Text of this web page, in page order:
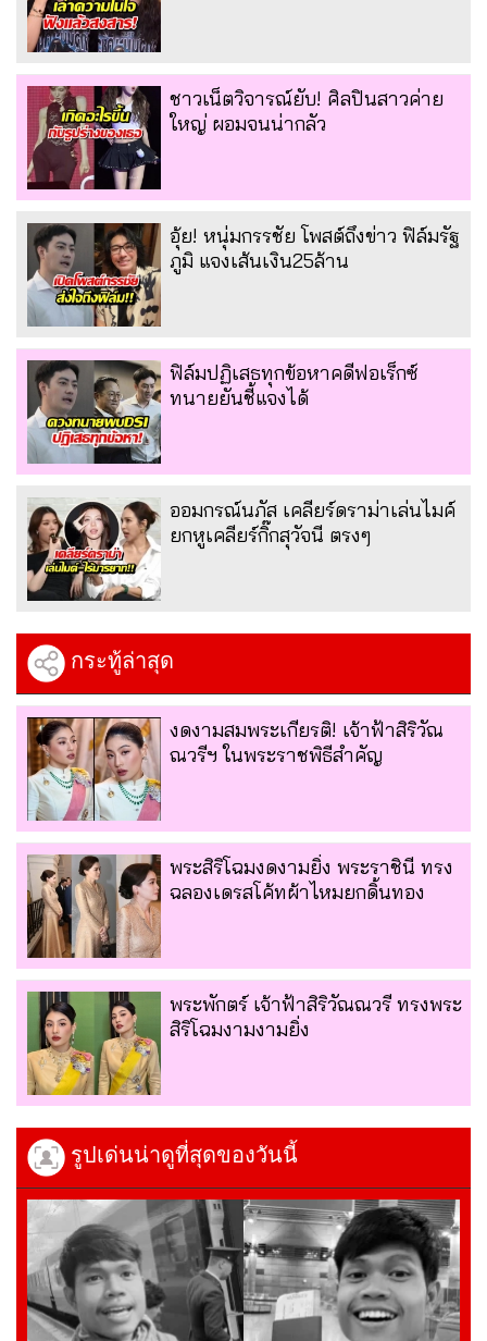
ชาวเน็ตวิจารณ์ยับ! ศิลปินสาวค่าย
ใหญ่ ผอมจนน่ากลัว
อุ้ย! หนุ่มกรรชัย โพสต์ถึงข่าว ฟิล์มรัฐ
ภูมิ แจงเส้นเงิน25ล้าน
ฟิล์มปฏิเสธทุกข้อหาคดีฟอเร็กซ์
ทนายยันชี้แจงได้
ออมกรณ์นภัส เคลียร์ดราม่าเล่นไมค์
ยกหูเคลียร์กิ๊กสุวัจนี ตรงๆ
กระทู้ล่าสุด
งดงามสมพระเกียรติ! เจ้าฟ้าสิริวัณ
ณวรีฯ ในพระราชพิธีสำคัญ
พระสิริโฉมงดงามยิ่่ง พระราชินี ทรง
ฉลองเดรสโค้ทผ้าไหมยกดิ้นทอง
พระพักตร์ เจ้าฟ้าสิริวัณณวรี ทรงพระ
สิริโฉมงามงามยิ่ง
รูปเด่นน่าดูที่สุดของวันนี้